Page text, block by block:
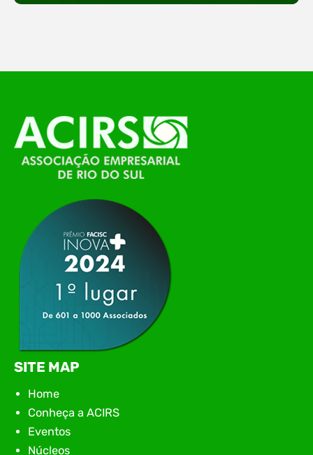
O Polo ACATE-ACIRS, por meio do NIAVI – Núcleo
de Tecnologia da Informação do Alto Vale do
Itajaí, realizou, no dia 21 de julho, o evento
Conexão Tech NIAVI, reunindo empresas de
tecnologia da região para uma noite de
apresentação de novas iniciativas para o setor. O
encontro aconteceu em Rio…
SITE MAP
Home
Conheça a ACIRS
Eventos
Núcleos